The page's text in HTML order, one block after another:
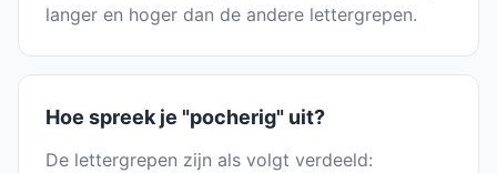
langer en hoger dan de andere lettergrepen.
Hoe spreek je "pocherig" uit?
De lettergrepen zijn als volgt verdeeld: